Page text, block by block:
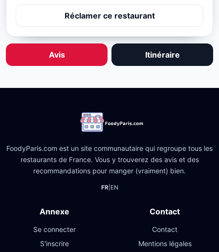
Réclamer ce restaurant
Avis Itinéraire
FoodyParis.com est un site communautaire qui regroupe tous les
restaurants de France. Vous y trouverez des avis et des
recommandations pour manger (vraiment) bien.
FR| EN
Annexe
Se connecter
S'inscrire
Contact
Contact
Mentions légales